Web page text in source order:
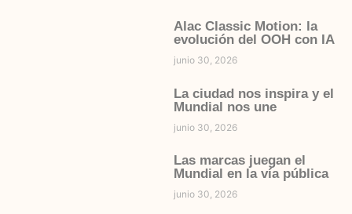
Alac Classic Motion: la
evolución del OOH con IA
junio 30, 2026
La ciudad nos inspira y el
Mundial nos une
junio 30, 2026
Las marcas juegan el
Mundial en la vía pública
junio 30, 2026